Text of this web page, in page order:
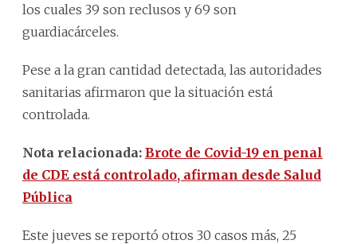
los cuales 39 son reclusos y 69 son
guardiacárceles.
Pese a la gran cantidad detectada, las autoridades
sanitarias afirmaron que la situación está
controlada.
Nota relacionada: Brote de Covid-19 en penal
de CDE está controlado, afirman desde Salud
Pública
Este jueves se reportó otros 30 casos más, 25